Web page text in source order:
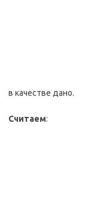
в качестве дано.
Считаем: